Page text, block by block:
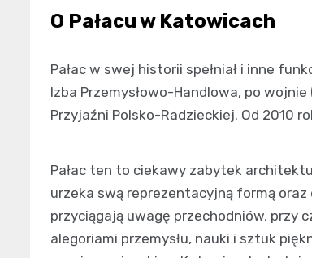
O Pałacu w Katowicach
Pałac w swej historii spełniał i inne
Izba Przemysłowo-Handlowa, po
Przyjaźni Polsko-Radzieckiej. Od 2010
Pałac ten to ciekawy zabytek
urzeka swą reprezentacyjną formą
przyciągają uwagę przechodniów, przy
alegoriami przemysłu, nauki i sztuk